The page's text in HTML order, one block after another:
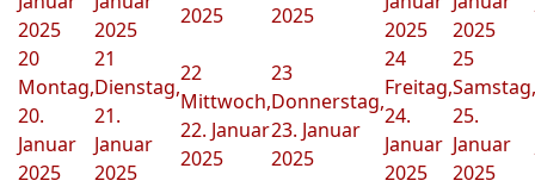
2025
2025
2025
2025
2025
2025
20
Montag,
20.
Januar
2025
21
Dienstag,
21.
Januar
2025
22
Mittwoch,
22. Januar
2025
23
Donnerstag,
23. Januar
2025
24
Freitag,
24.
Januar
2025
25
Samstag,
25.
Januar
2025